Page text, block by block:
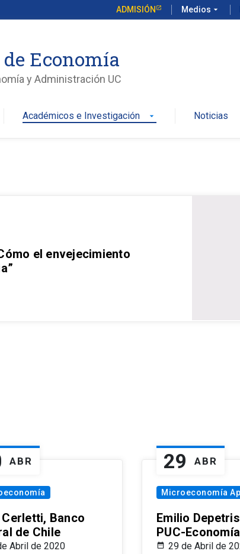
ADMISIÓN Medios arrow_drop_down
Economía
y Administración UC
Académicos e Investigación arrow_drop_down Noticias
el envejecimiento
ABR
Cerletti, Banco
de Chile
Abril de 2020
29 ABR
Microeconomía
Emilio
PUC-Economía
29 de Abril de